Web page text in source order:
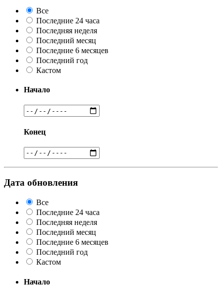
Все
Последние 24 часа
Последняя неделя
Последний месяц
Последние 6 месяцев
Последний год
Кастом
Начало
Конец
Дата обновления
Все
Последние 24 часа
Последняя неделя
Последний месяц
Последние 6 месяцев
Последний год
Кастом
Начало